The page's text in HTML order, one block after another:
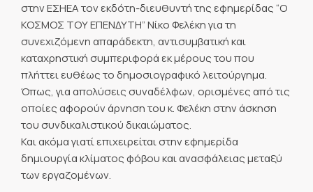
στην ΕΣΗΕΑ τον εκδότη-διευθυντή της εφημερίδας “Ο
ΚΟΣΜΟΣ ΤΟΥ ΕΠΕΝΔΥΤΗ” Νίκο Φελέκη για τη
συνεχιζόμενη απαράδεκτη, αντισυμβατική και
καταχρηστική συμπεριφορά εκ μέρους του που
πλήττει ευθέως το δημοσιογραφικό λειτούργημα.
Όπως, για απολύσεις συναδέλφων, ορισμένες από τις
οποίες αφορούν άρνηση του κ. Φελέκη στην άσκηση
του συνδικαλιστικού δικαιώματος.
Και ακόμα γιατί επιχειρείται στην εφημερίδα
δημιουργία κλίματος φόβου και ανασφάλειας μεταξύ
των εργαζομένων.